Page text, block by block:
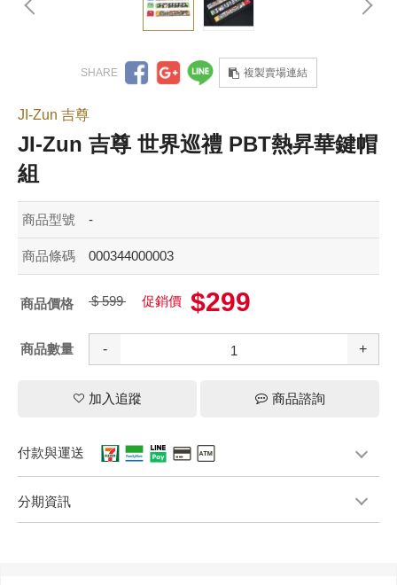
複製賣場連結
JI-Zun 吉尊
JI-Zun 吉尊 世界巡禮 PBT熱昇華鍵帽
組
商品型號 -
商品條碼 000344000003
商品價格 $ 599 促銷價 $299
商品數量 - +
加入追蹤 商品諮詢
付款與運送
分期資訊